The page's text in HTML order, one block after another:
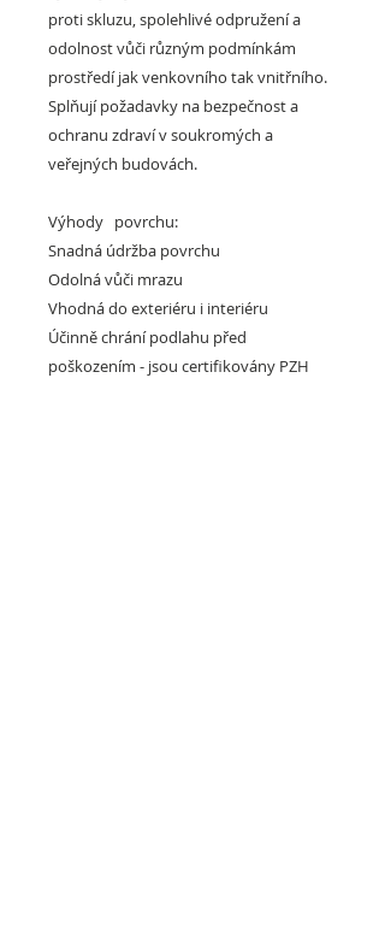
proti skluzu, spolehlivé odpružení a
odolnost vůči různým podmínkám
prostředí jak venkovního tak vnitřního.
Splňují požadavky na bezpečnost a
ochranu zdraví v soukromých a
veřejných budovách.
Výhody povrchu:
Snadná údržba povrchu
Odolná vůči mrazu
Vhodná do exteriéru i interiéru
Účinně chrání podlahu před
poškozením - jsou certifikovány PZH